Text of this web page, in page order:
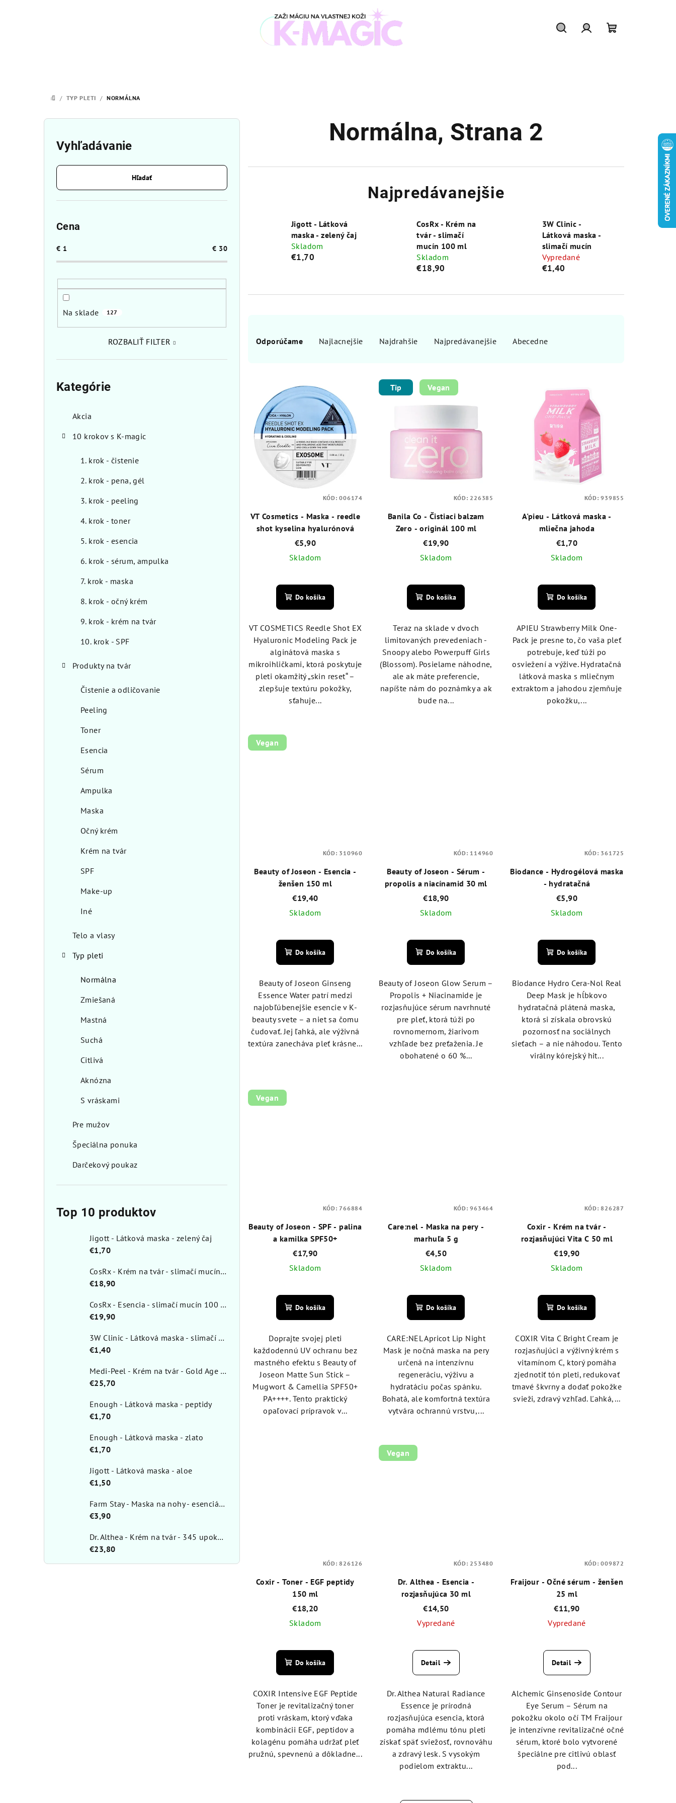
DOMOV
/ TYP PLETI / NORMÁLNA
B
Vyhľadávanie
Hľadať
Cena
€ 1 € 30
Na sklade 127
ROZBALIŤ FILTER
Kategórie
Akcia
10 krokov s K-magic
1. krok - čistenie
2. krok - pena, gél
3. krok - peeling
4. krok - toner
5. krok - esencia
6. krok - sérum, ampulka
7. krok - maska
8. krok - očný krém
9. krok - krém na tvár
10. krok - SPF
Produkty na tvár
Čistenie a odličovanie
Peeling
Toner
Esencia
Sérum
Ampulka
Maska
Očný krém
Krém na tvár
SPF
Make-up
Iné
Telo a vlasy
Typ pleti
Normálna
Zmiešaná
Mastná
Suchá
Citlivá
Aknózna
S vráskami
Pre mužov
Špeciálna ponuka
Darčekový poukaz
Top 10 produktov
Jigott - Látková maska - zelený čaj
€1,70
CosRx - Krém na tvár - slimačí mucín 100 ml
€18,90
CosRx - Esencia - slimačí mucín 100 ml
€19,90
3W Clinic - Látková maska - slimačí mucín
€1,40
Medi-Peel - Krém na tvár - Gold Age Tox 50 ml
€25,70
Enough - Látková maska - peptidy
€1,70
Enough - Látková maska - zlato
€1,70
Jigott - Látková maska - aloe
€1,50
Farm Stay - Maska na nohy - esenciálna
€3,90
Dr. Althea - Krém na tvár - 345 upokojujúci 50 ml
€23,80
Normálna, Strana 2
Najpredávanejšie
Jigott - Látková
maska - zelený čaj
Skladom
€1,70
CosRx - Krém na
tvár - slimačí
mucín 100 ml
Skladom
€18,90
3W Clinic -
Látková maska -
slimačí mucín
Vypredané
€1,40
a
e
d
Odporúčame Najlacnejšie Najdrahšie Najpredávanejšie Abecedne
p
s
o
d
v
VT Cosmetics - Maska - reedle
shot kyselina hyalurónová
€5,90
Skladom
hodnotenie
produktu
je
5,0
5
hviezdičiek.
Do košíka
VT COSMETICS Reedle Shot EX
Hyaluronic Modeling Pack je
alginátová maska s
mikroihličkami, ktorá poskytuje
pleti okamžitý „skin reset“ –
zlepšuje textúru pokožky,
sťahuje...
KÓD:006174
Tip Vegan
Banila Co - Čistiaci balzam
Zero - originál 100 ml
€19,90
Skladom
hodnotenie
produktu
je
4,9
5
hviezdičiek.
Do košíka
Teraz na sklade v dvoch
limitovaných prevedeniach -
Snoopy alebo Powerpuff Girls
(Blossom). Posielame náhodne,
ale ak máte preferencie,
napíšte nám do poznámky a ak
bude na...
KÓD: 226385
A'pieu - Látková maska -
mliečna jahoda
€1,70
Skladom
hodnotenie
produktu
je
z
5
hviezdičiek.
Do košíka
APIEU Strawberry Milk One-
Pack je presne to, čo vaša pleť
potrebuje, keď túži po
osviežení a výžive. Hydratačná
látková maska s mliečnym
extraktom a jahodou zjemňuje
pokožku,...
KÓD:939855
Vegan
Beauty of Joseon - Esencia -
ženšen 150 ml
€19,40
Skladom
hodnotenie
produktu
je
5
hviezdičiek.
Do košíka
Beauty of Joseon Ginseng
Essence Water patrí medzi
najobľúbenejšie esencie v K-
beauty svete – a niet sa čomu
čudovať. Jej ľahká, ale výživná
textúra zanecháva pleť krásne...
KÓD: 310960
Beauty of Joseon - Sérum -
propolis a niacínamid 30 ml
€18,90
Skladom
hodnotenie
produktu
je
5,0
5
hviezdičiek.
Do košíka
Beauty of Joseon Glow Serum –
Propolis + Niacinamide je
rozjasňujúce sérum navrhnuté
pre pleť, ktorá túži po
rovnomernom, žiarivom
vzhľade bez preťaženia. Je
obohatené o 60 %...
KÓD: 114960
Biodance - Hydrogélová maska
- hydratačná
€5,90
Skladom
hodnotenie
produktu
je
5,0
z
5
hviezdičiek.
Do košíka
Biodance Hydro Cera-Nol Real
Deep Mask je hĺbkovo
hydratačná plátená maska,
ktorá si získala obrovskú
pozornosť na sociálnych
sieťach – a nie náhodou. Tento
virálny kórejský hit...
KÓD: 361725
Vegan
Beauty of Joseon - SPF - palina
a kamilka SPF50+
€17,90
Skladom
hodnotenie
produktu
je
5,0
z
5
hviezdičiek.
Do košíka
Doprajte svojej pleti
každodennú UV ochranu bez
mastného efektu s Beauty of
Joseon Matte Sun Stick –
Mugwort & Camellia SPF50+
PA++++. Tento praktický
opaľovací prípravok v...
KÓD:766884
Care:nel - Maska na pery -
marhuľa 5 g
€4,50
Skladom
hodnotenie
produktu
je
5,0
5
hviezdičiek.
Do košíka
CARE:NEL Apricot Lip Night
Mask je nočná maska na pery
určená na intenzívnu
regeneráciu, výživu a
hydratáciu počas spánku.
Bohatá, ale komfortná textúra
vytvára ochrannú vrstvu,...
KÓD:963464
Coxir - Krém na tvár -
rozjasňujúci Vita C 50 ml
€19,90
Skladom
hodnotenie
produktu
je
5,0
5
hviezdičiek.
Do košíka
COXIR Vita C Bright Cream je
rozjasňujúci a výživný krém s
vitamínom C, ktorý pomáha
zjednotiť tón pleti, redukovať
tmavé škvrny a dodať pokožke
svieži, zdravý vzhľad. Ľahká,...
KÓD:826287
Coxir - Toner - EGF peptidy
150 ml
€18,20
Skladom
hodnotenie
produktu
je
5,0
z
hviezdičiek.
Do košíka
COXIR Intensive EGF Peptide
Toner je revitalizačný toner
proti vráskam, ktorý vďaka
kombinácii EGF, peptidov a
kolagénu pomáha udržať pleť
pružnú, spevnenú a dôkladne...
KÓD:826126
Vegan
Dr. Althea - Esencia -
rozjasňujúca 30 ml
€14,50
Vypredané
hodnotenie
produktu
je
5,0
hviezdičiek.
Detail
Dr. Althea Natural Radiance
Essence je prírodná
rozjasňujúca esencia, ktorá
pomáha mdlému tónu pleti
získať späť sviežosť, rovnováhu
a zdravý lesk. S vysokým
podielom extraktu...
KÓD: 253480
Fraijour - Očné sérum - ženšen
25 ml
€11,90
Vypredané
hodnotenie
produktu
je
hviezdičiek.
Detail
Alchemic Ginsenoside Contour
Eye Serum – Sérum na
pokožku okolo očí TM Fraijour
je intenzívne revitalizačné očné
sérum, ktoré bolo vytvorené
špeciálne pre citlivú oblasť
pod...
KÓD:009872